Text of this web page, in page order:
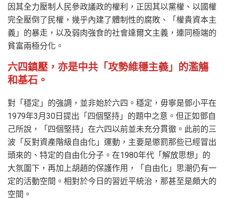
因其全力壓制人民參政議政的權利，正因其以黨權、以國權
完全壓倒了民權，幾乎內建了體制性的腐敗、「權貴資本主
義」的暴走，以及弱肉強食的社會達爾文主義，連同極端的
貧富兩極分化。
六四鎮壓，亦是中共「攻勢維穩主義」的濫觴
和基石。
對「穩定」的強調，並非始於六四。穩定，毋寧是鄧小平在
1979年3月30日提出「四個堅持」的題中之意。但正如鄧自
己所說，「四個堅持」在六四以前並未充分貫徹。此前的三
波「反對資產階級自由化」運動，主要是懲罰那些已經冒出
頭來的、特定的自由化分子。在1980年代「解放思想」的
大氛圍下，再加上胡趙的保護作用，「自由化」思潮仍有一
定的活動空間。相對於今日的習近平統治，那甚至是頗大的
空間。